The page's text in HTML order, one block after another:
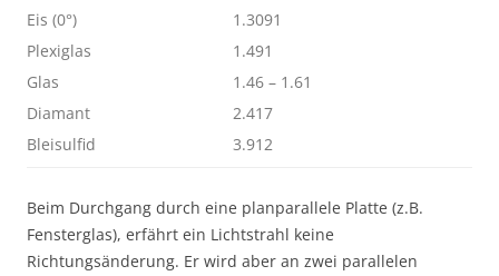
Eis (0°)
Plexiglas
Glas
Diamant
Bleisulfid
1.3091
1.491
1.46 – 1.61
2.417
3.912
Beim Durchgang durch eine planparallele Platte (z.B.
Fensterglas), erfährt ein Lichtstrahl keine
Richtungsänderung. Er wird aber an zwei parallelen